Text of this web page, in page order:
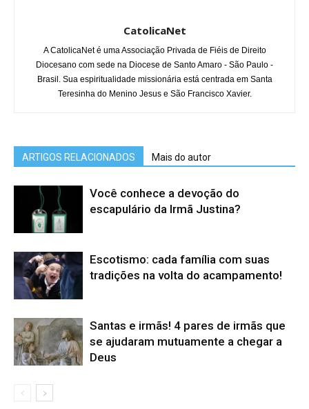
CatolicaNet
A CatolicaNet é uma Associação Privada de Fiéis de Direito
Diocesano com sede na Diocese de Santo Amaro - São Paulo -
Brasil. Sua espiritualidade missionária está centrada em Santa
Teresinha do Menino Jesus e São Francisco Xavier.
ARTIGOS RELACIONADOS Mais do autor
Você conhece a devoção do
escapulário da Irmã Justina?
Escotismo: cada família com suas
tradições na volta do acampamento!
Santas e irmãs! 4 pares de irmãs que
se ajudaram mutuamente a chegar a
Deus